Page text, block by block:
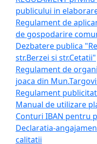
publicului in
Regulament de
de gospodarire
Dezbatere publica
str.Berzei si str.Cetatii"
Regulament de
joaca din
Regulament
Manual de utilizare
Conturi IBAN pentru
Declaratia-
calitatii